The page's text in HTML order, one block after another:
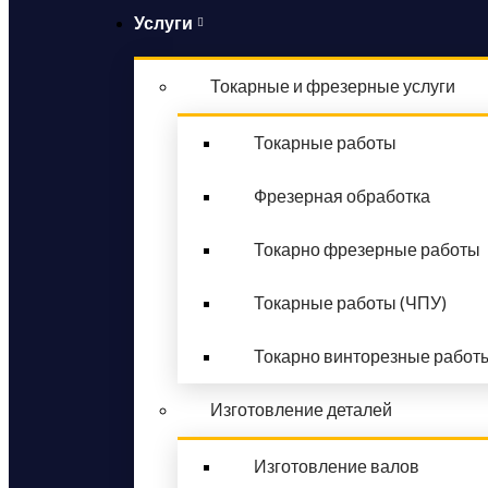
Услуги
Токарные и фрезерные услуги
Токарные работы
Фрезерная обработка
Токарно фрезерные работы
Токарные работы (ЧПУ)
Токарно винторезные
Изготовление деталей
Изготовление валов